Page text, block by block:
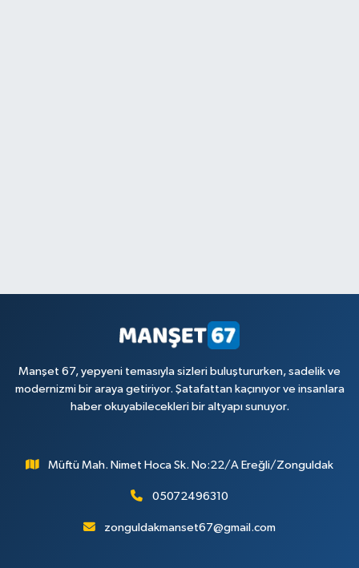
Manşet 67, yepyeni temasıyla sizleri buluştururken, sadelik ve
modernizmi bir araya getiriyor. Şatafattan kaçınıyor ve insanlara
haber okuyabilecekleri bir altyapı sunuyor.
Müftü Mah. Nimet Hoca Sk. No:22/A Ereğli/Zonguldak
05072496310
zonguldakmanset67@gmail.com